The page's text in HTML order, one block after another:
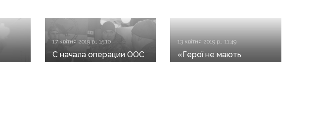
17 квітня 2019 р., 15:10
С начала операции ООС
13 квітня 2019 р., 11:49
«Герої не мають